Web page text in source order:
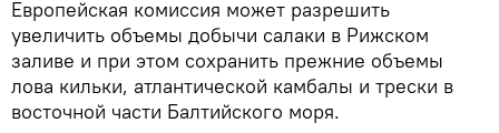
Европейская комиссия может разрешить
увеличить объемы добычи салаки в Рижском
заливе и при этом сохранить прежние объемы
лова кильки, атлантической камбалы и трески в
восточной части Балтийского моря.